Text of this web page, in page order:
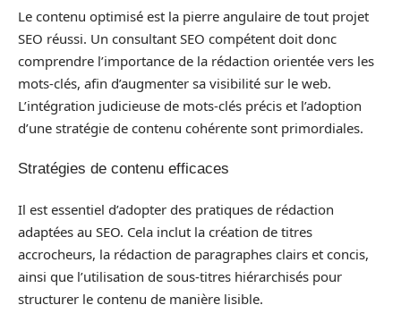
Le contenu optimisé est la pierre angulaire de tout projet
SEO réussi. Un consultant SEO compétent doit donc
comprendre l’importance de la rédaction orientée vers les
mots-clés, afin d’augmenter sa visibilité sur le web.
L’intégration judicieuse de mots-clés précis et l’adoption
d’une stratégie de contenu cohérente sont primordiales.
Stratégies de contenu efficaces
Il est essentiel d’adopter des pratiques de rédaction
adaptées au SEO. Cela inclut la création de titres
accrocheurs, la rédaction de paragraphes clairs et concis,
ainsi que l’utilisation de sous-titres hiérarchisés pour
structurer le contenu de manière lisible.